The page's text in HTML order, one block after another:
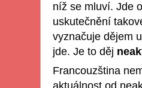
níž se mluví. Jde
uskutečnění
vyznačuje dějem
jde. Je to děj
Francouzština
aktuálnost od